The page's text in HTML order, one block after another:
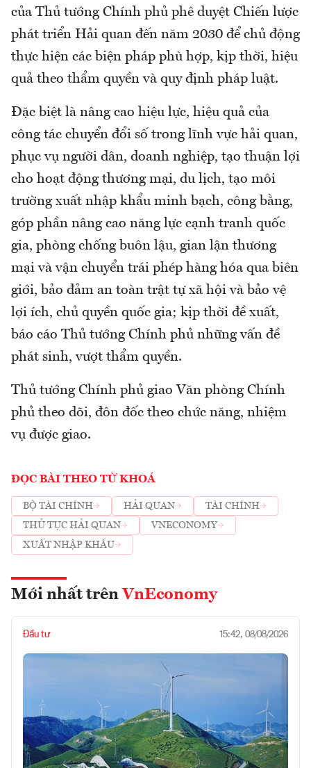
của Thủ tướng Chính phủ phê duyệt Chiến lược
phát triển Hải quan đến năm 2030 để chủ động
thực hiện các biện pháp phù hợp, kịp thời, hiệu
quả theo thẩm quyền và quy định pháp luật.
Đặc biệt là nâng cao hiệu lực, hiệu quả của
công tác chuyển đổi số trong lĩnh vực hải quan,
phục vụ người dân, doanh nghiệp, tạo thuận lợi
cho hoạt động thương mại, du lịch, tạo môi
trường xuất nhập khẩu minh bạch, công bằng,
góp phần nâng cao năng lực cạnh tranh quốc
gia, phòng chống buôn lậu, gian lận thương
mại và vận chuyển trái phép hàng hóa qua biên
giới, bảo đảm an toàn trật tự xã hội và bảo vệ
lợi ích, chủ quyền quốc gia; kịp thời đề xuất,
báo cáo Thủ tướng Chính phủ những vấn đề
phát sinh, vượt thẩm quyền.
Thủ tướng Chính phủ giao Văn phòng Chính
phủ theo dõi, đôn đốc theo chức năng, nhiệm
vụ được giao.
ĐỌC BÀI THEO TỪ KHOÁ
BỘ TÀI CHÍNH HẢI QUAN
TÀI CHÍNH
THỦ TỤC HẢI QUAN
VNECONOMY
XUẤT NHẬP KHẨU
Mới nhất trên VnEconomy
Đầu tư 15:42, 08/08/2026